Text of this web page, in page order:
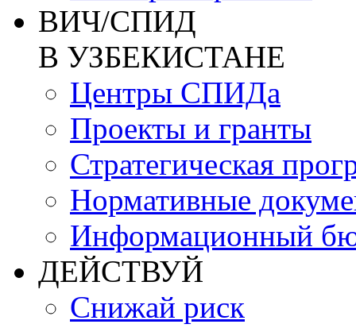
ВИЧ/СПИД
В УЗБЕКИСТАНЕ
Центры СПИДа
Проекты и гранты
Стратегическая
Нормативные
Информационный
ДЕЙСТВУЙ
Снижай риск